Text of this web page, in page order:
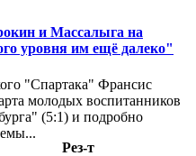
и Массалыга на
уровня им ещё далеко"
"Спартака" Франсис
молодых воспитанников
(5:1) и подробно
Рез-т